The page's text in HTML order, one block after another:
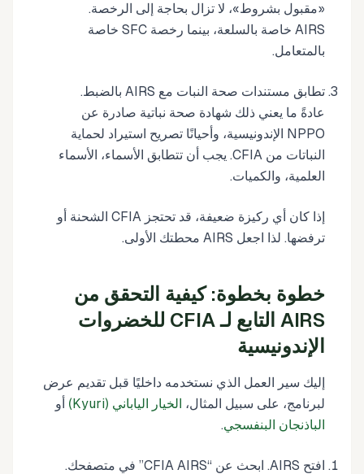
«مقبول بشروط»، لا تزال بحاجة إلى الرخصة.
AIRS خاصة بالسلعة، بينما رخصة SFC خاصة
بالمتعامل.
تطابق مستندات صحة النبات مع AIRS بالضبط.
عادةً ما يعني ذلك شهادة صحة نباتية صادرة عن
NPPO الإندونيسية، وأحيانًا تصريح استيراد لحماية
النباتات من CFIA. يجب أن تتطابق الأسماء، الأسماء
العلمية، والكميات.
إذا كان أي ركيزة ضعيفة، قد تحتجز CFIA الشحنة أو
ترفضها. لذا اجعل AIRS محطتك الأولى.
خطوة بخطوة: كيفية التحقق من
AIRS التابع لـ CFIA للخضروات
الإندونيسية
إليك سير العمل الذي نستخدمه داخليًا قبل تقديم عرض
لبرنامج، على سبيل المثال، الخيار الياباني (Kyuri)
أو
الباذنجان البنفسجي.
افتح AIRS. ابحث عن “CFIA AIRS” في متصفحك.